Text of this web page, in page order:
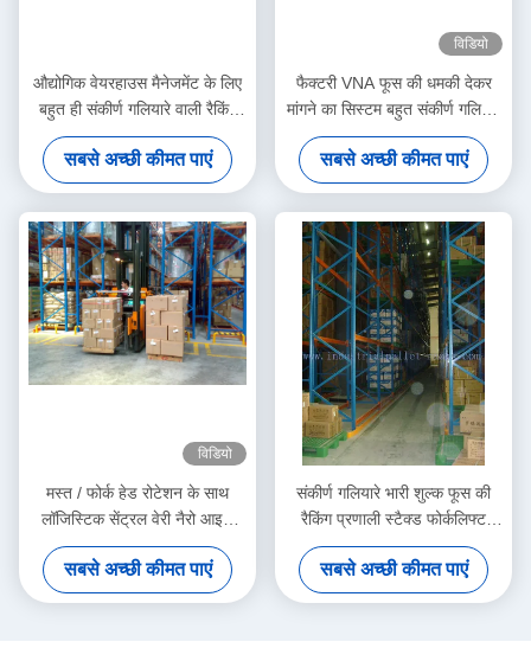
औद्योगिक वेयरहाउस मैनेजमेंट के लिए
बहुत ही संकीर्ण गलियारे वाली रैकिंग
प्रणाली का संग्रह पैलेट
सबसे अच्छी कीमत पाएं
विडियो
फैक्टरी VNA फूस की धमकी देकर
मांगने का सिस्टम बहुत संकीर्ण गलियारे
फोर्कलिफ्ट
सबसे अच्छी कीमत पाएं
विडियो
मस्त / फोर्क हेड रोटेशन के साथ
लॉजिस्टिक सेंट्रल वेरी नैरो आइल
रैकिंग
सबसे अच्छी कीमत पाएं
संकीर्ण गलियारे भारी शुल्क फूस की
रैकिंग प्रणाली स्टैक्ड फोर्कलिफ्ट
ऑपरेशन
सबसे अच्छी कीमत पाएं